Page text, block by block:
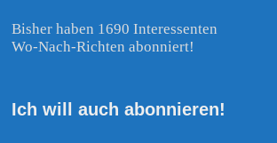
Bisher haben 1690 Interessenten
Wo-Nach-Richten abonniert!
Ich will auch abonnieren!